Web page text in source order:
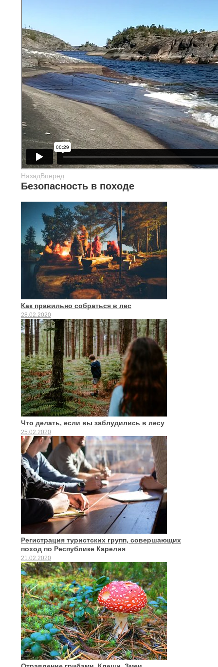
НазадВперед
Безопасность в походе
Как правильно собраться в лес
28.02.2020
Что делать, если вы заблудились в лесу
25.02.2020
Регистрация туристских групп, совершающих
поход по Республике Карелия
21.02.2020